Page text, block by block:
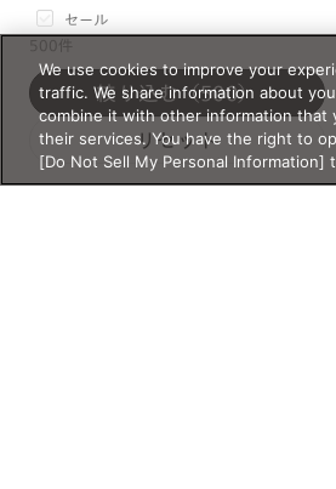
サイズについて
フレームの重さ
g 〜 g
セール
価格・価格タイプ
¥ 〜¥
500件
リセット
絞り込む（500）
We use cookies to improve your
traffic. We share information about
combine it with other information that
their services. You have the right to
[Do Not Sell My Personal